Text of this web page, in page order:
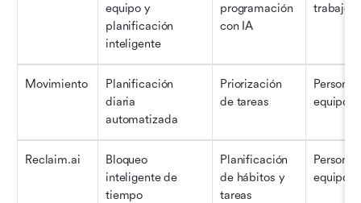
equipo y
planificación
inteligente
programación
con IA
trabajo
Movimiento
Planificación
diaria
automatizada
Priorización
de tareas
Personal
equipo
Reclaim.ai
Bloqueo
inteligente de
tiempo
Planificación
de hábitos y
tareas
Personal
equipo